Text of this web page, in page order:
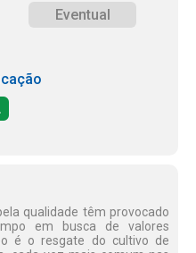
Eventual
qualidade têm provocado
em busca de valores
é o resgate do cultivo de